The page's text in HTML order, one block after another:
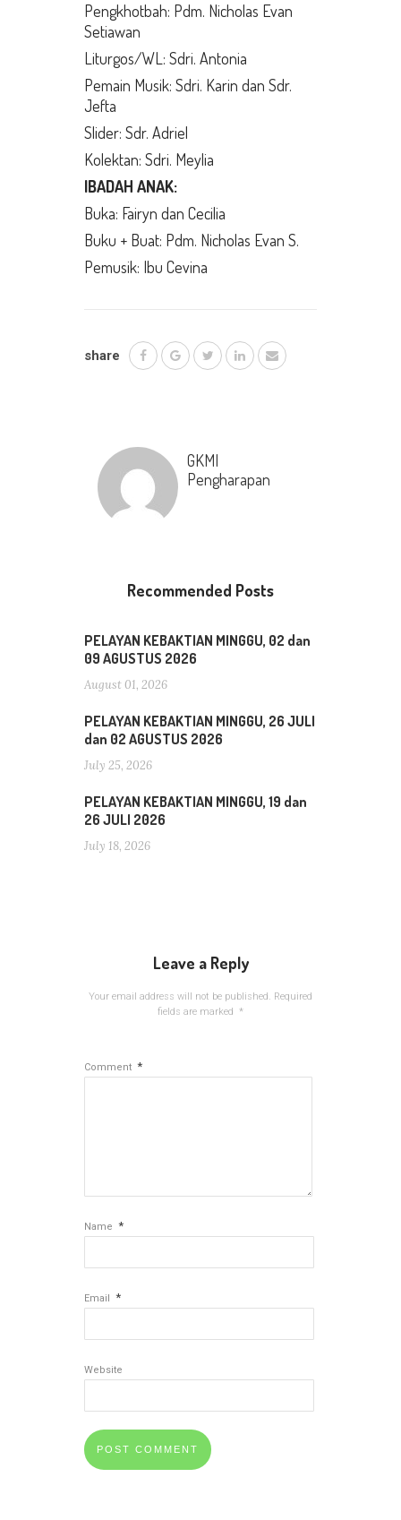
Pengkhotbah: Pdm. Nicholas Evan
Setiawan
Liturgos/WL: Sdri. Antonia
Pemain Musik: Sdri. Karin dan Sdr.
Jefta
Slider: Sdr. Adriel
Kolektan: Sdri. Meylia
IBADAH ANAK:
Buka: Fairyn dan Cecilia
Buku + Buat: Pdm. Nicholas Evan S.
Pemusik: Ibu Cevina
share
GKMI
Pengharapan
Recommended Posts
PELAYAN KEBAKTIAN MINGGU, 02 dan
09 AGUSTUS 2026
August 01, 2026
PELAYAN KEBAKTIAN MINGGU, 26 JULI
dan 02 AGUSTUS 2026
July 25, 2026
PELAYAN KEBAKTIAN MINGGU, 19 dan
26 JULI 2026
July 18, 2026
Leave a Reply
Your email address will not be published. Required
fields are marked *
Comment *
Name *
Email *
Website